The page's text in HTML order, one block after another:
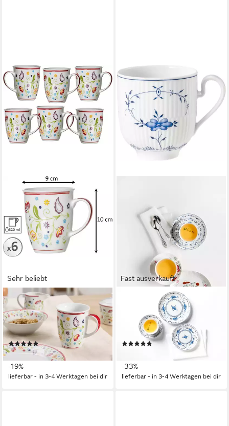
Sehr beliebt
RITZENHOFF & BREKER
Becher Doppio Shanti, 6-teilig,
6-tlg., Porzellan, Paisley-
Blüten-Dekor
(92)
ab 37,12 € UVP45,99 €
-19%
lieferbar - in 3-4 Werktagen bei dir
Fast ausverkauft
SELTMANN WEIDEN
Becher Amina Strohblume, 1-
tlg., Porzellan, Kaffeebecher,
Tasse, mit Relief
(1)
19,60 €
-33%
lieferbar - in 3-4 Werktagen bei dir